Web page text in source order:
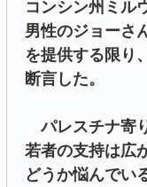
コンシン州ミル
男性のジョーさ
を提供する限り
断言した。
パレスチナ寄
若者の支持は広
どうか悩んでい